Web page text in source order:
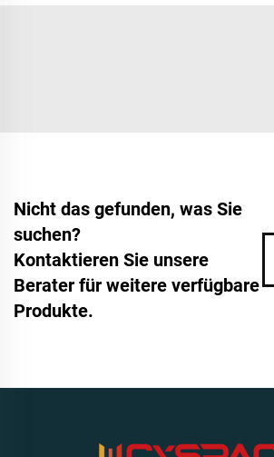
Nicht das gefunden, was Sie
suchen?
Kontaktieren Sie unsere
Berater für weitere verfügbare
Produkte.